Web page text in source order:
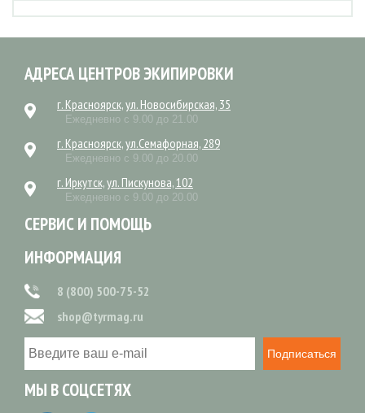
АДРЕСА ЦЕНТРОВ ЭКИПИРОВКИ
г. Красноярск, ул. Новосибирская, 35
Ежедневно с 9.00 до 21.00
г. Красноярск, ул.Семафорная, 289
Ежедневно с 9.00 до 20.00
г. Иркутск, ул. Пискунова, 102
Ежедневно с 9.00 до 20.00
СЕРВИС И ПОМОЩЬ
ИНФОРМАЦИЯ
8 (800) 500-75-52
shop@tyrmag.ru
Подписаться
МЫ В СОЦСЕТЯХ